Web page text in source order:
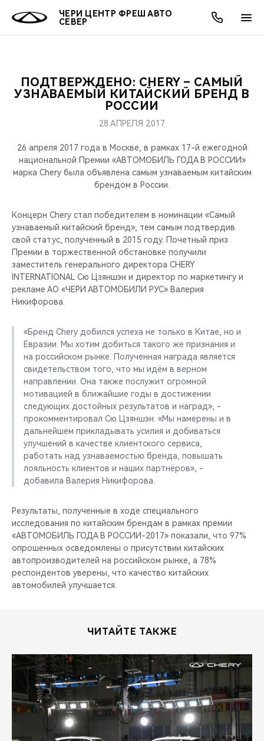
ЧЕРИ ЦЕНТР ФРЕШ АВТО
СЕВЕР
МОДЕЛИ
КРОССОВЕРЫ
НОВИНКИ
ПОКУПАТЕЛЯМ
КРЕДИТ И СТРАХОВАНИЕ
ВЛАДЕЛЬЦАМ
ЗАПЧАСТИ И АКСЕССУАРЫ
ПОДДЕРЖКА
МИР CHERY
О БРЕНДЕ
CHERY В СОЦСЕТЯХ
БЛАГОТВОРИТЕЛЬНОСТЬ
CHERY REMOTE
CHERY И СПОРТ
НАШИ МЕРОПРИЯТИЯ
ВИДЕООБЗОРЫ
CHERY ДЛЯ ДЕТЕЙ
АКЦИИ
ОНЛАЙН СЕРВИСЫ
КРЕДИТ
О КОМПАНИИ
МЫ В СОЦСЕТЯХ
ПОДТВЕРЖДЕНО: CHERY – САМЫЙ
УЗНАВАЕМЫЙ КИТАЙСКИЙ БРЕНД В
РОССИИ
28 АПРЕЛЯ 2017
26 апреля 2017 года в Москве, в рамках 17-й ежегодной
национальной Премии «АВТОМОБИЛЬ ГОДА В РОССИИ»
марка Chery была объявлена самым узнаваемым китайским
брендом в России.
Концерн Chery стал победителем в номинации «Самый
узнаваемый китайский бренд», тем самым подтвердив
свой статус, полученный в 2015 году. Почетный приз
Премии в торжественной обстановке получили
заместитель генерального директора CHERY
INTERNATIONAL Сю Цзяншэн и директор по маркетингу и
рекламе АО «ЧЕРИ АВТОМОБИЛИ РУС» Валерия
Никифорова.
«Бренд Chery добился успеха не только в Китае, но и
Евразии. Мы хотим добиться такого же признания и
на российском рынке. Полученная награда является
свидетельством того, что мы идём в верном
направлении. Она также послужит огромной
мотивацией в ближайшие годы в достижении
следующих достойных результатов и наград», -
прокомментировал Сю Цзяншэн. «Мы намерены и в
дальнейшем прикладывать усилия и добиваться
улучшений в качестве клиентского сервиса,
работать над узнаваемостью бренда, повышать
лояльность клиентов и наших партнёров», -
добавила Валерия Никифорова.
Результаты, полученные в ходе специального
исследования по китайским брендам в рамках премии
«АВТОМОБИЛЬ ГОДА В РОССИИ-2017» показали, что 97%
опрошенных осведомлены о присутствии китайских
автопроизводителей на российском рынке, а 78%
респондентов уверены, что качество китайских
автомобилей улучшается.
ЧИТАЙТЕ ТАКЖЕ